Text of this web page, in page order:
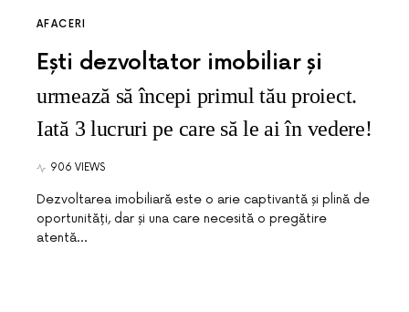
AFACERI
Ești dezvoltator imobiliar și
urmează să începi primul tău proiect.
Iată 3 lucruri pe care să le ai în vedere!
906 VIEWS
Dezvoltarea imobiliară este o arie captivantă și plină de
oportunități, dar și una care necesită o pregătire
atentă…